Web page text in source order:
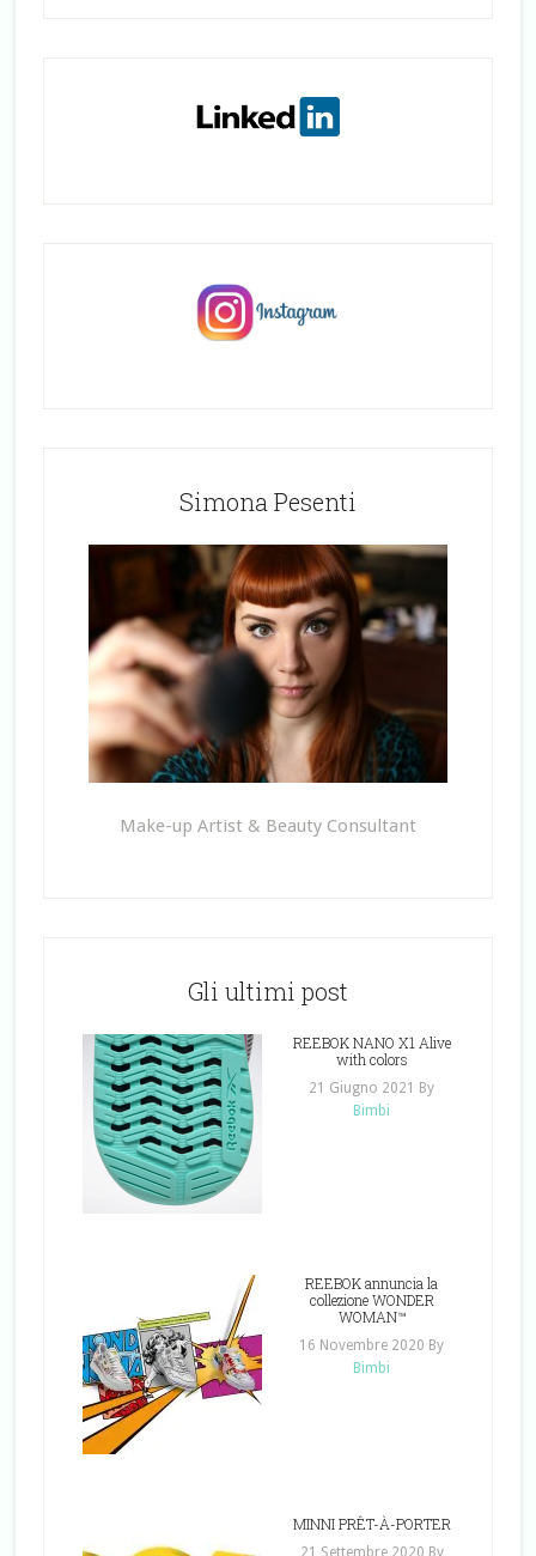
Simona Pesenti
Make-up Artist & Beauty Consultant
Gli ultimi post
REEBOK NANO X1 Alive
with colors
21 Giugno 2021
By
Bimbi
REEBOK annuncia la
collezione WONDER
WOMAN™
16 Novembre 2020 By
Bimbi
MINNI PRÊT-À-PORTER